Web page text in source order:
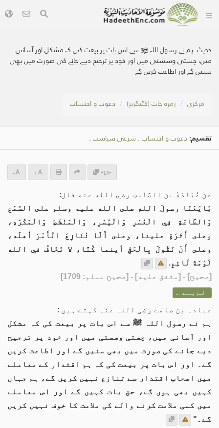
حدیث:ہم نے رسول اللہ ﷺ سے اس بات پر بیعت کی کہ مشکل اور آسانی
میں، چستی وسستی میں اور خود پر ترجیح دیے جانے کی صورت میں بھی
سنیں گے اور اطاعت کریں گے
مرکزی زمرہ جات (کٹیگریز) دعوت و احتساب
تقسیم: دعوت و احتساب . شرعی سیاست .
PDF
+
-
عن عُبَادَةَ بن الصَّامتِ رضي الله عنه قال:
بَايَعْنَا رسولَ اللهِ صلى الله عليه وسلم على السَّمْعِ
وَالطَّاعَةِ فِي الْعُسْرِ وَالْيُسْرِ، وَالْمَنْشَطِ وَالْمَكْرَهِ،
وعلى أَثَرَةٍ علينا، وعلى أَلَّا نُنَازِعَ الْأَمْرَ أهلَه،
وعلى أَنْ نَقُولَ بِالْحَقِّ أينما كُنَّا، لا نَخَافُ في الله
لَوْمَةَ لَائِمٍ.
[صحيح] - [متفق عليه] - [صحيح مسلم: 1709]
المزيــد ...
عبادہ بن صامت رضی اللہ عنہ کہتے ہیں :
ہم نے رسول اللہ ﷺ سے اس بات پر بیعت کی کہ مشکل
اور آسانی میں، چستی وسستی میں اور خود پر ترجیح
دیے جانے کی صورت میں بھی سنیں گے اور اطاعت کریں
گے۔ اور اس بات پر بیعت کی کہ ہم اقتدار کے معاملے
میں اصحاب اقتدار سے تنازع نہیں کریں گے، ہم جہاں
کہیں بھی ہوں گے، حق بات کہیں گے اور اس معاملے
میں کسی ملامت کرنے والے کی ملامت کا خوف نہیں کریں
گے۔"